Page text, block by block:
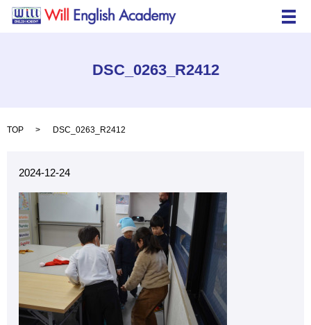
メ
DSC_0263_R2412
TOP DSC_0263_R2412
2024-12-24